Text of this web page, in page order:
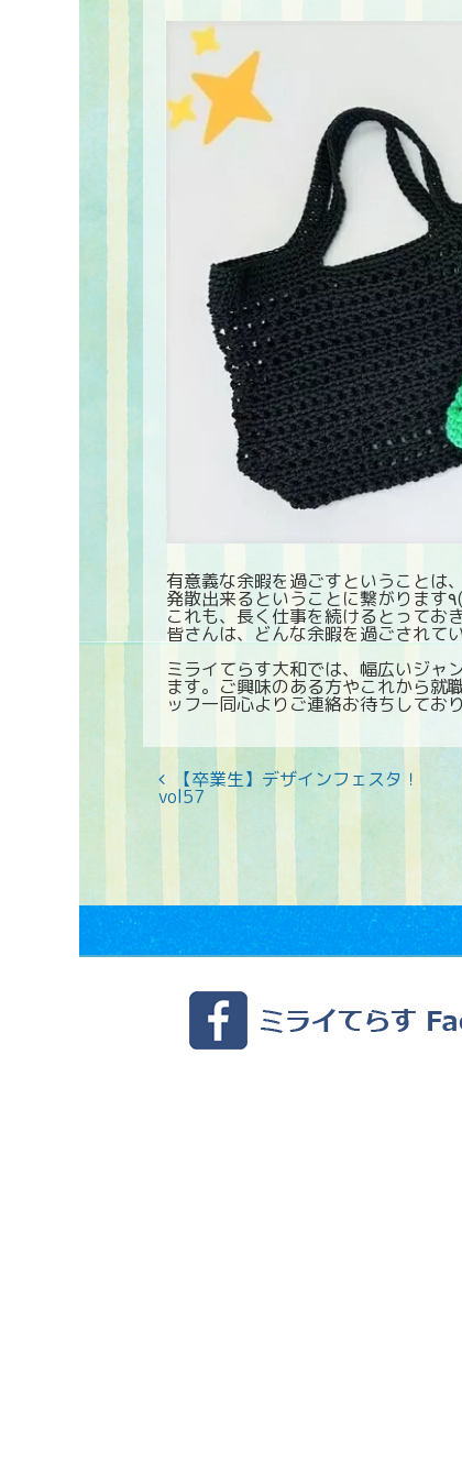
有意義な余暇を過ごすということは
これも、長く仕事を続けるとってお
皆さんは、どんな余暇を過ごされて
ミライてらす大和では、幅広いジャ
ます。ご興味のある方やこれから就
ッフ一同心よりご連絡お待ちしてお
【卒業生】デザインフェスタ！
vol57